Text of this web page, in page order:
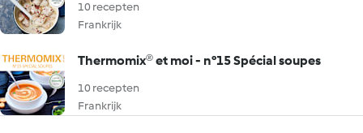
10 recepten
Frankrijk
Thermomix® et moi - n°15 Spécial soupes
10 recepten
Frankrijk